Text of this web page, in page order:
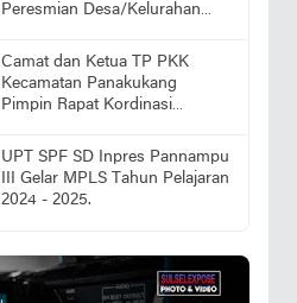
Peresmian Desa/Kelurahan
Camat dan Ketua TP PKK
Kecamatan Panakukang
Pimpin Rapat Kordinasi
Stunting
UPT SPF SD Inpres Pannampu
III Gelar MPLS Tahun Pelajaran
2024 - 2025.